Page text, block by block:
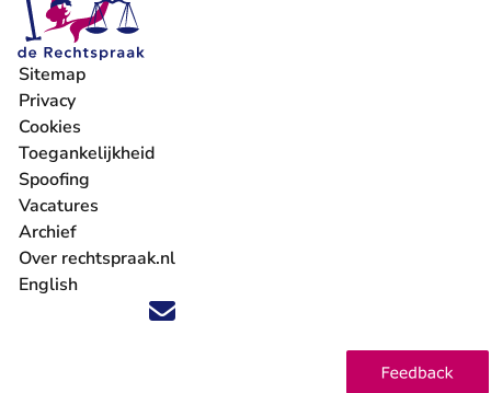
Volg ons op X (Twitter) - U verlaat Rechtspraak.nl
Volg ons op Facebook - U verlaat Rechtspraak.nl
Volg ons op Instagram - U verlaat Rechtspraak.nl
Volg ons op Youtube - U verlaat Rechtspraak.nl
Volg ons op LinkedIn - U verlaat
'Blijf op de hoogte' nieuwsbrief - U verlaat
Sitemap
Privacy
Cookies
Toegankelijkheid
Spoofing
Vacatures
- U verlaat Rechtspraak.nl
Archief
Over rechtspraak.nl
English